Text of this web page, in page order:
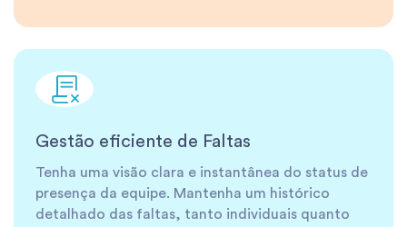
Gestão eficiente de Faltas
Tenha uma visão clara e instantânea do status de
presença da equipe. Mantenha um histórico
detalhado das faltas, tanto individuais quanto